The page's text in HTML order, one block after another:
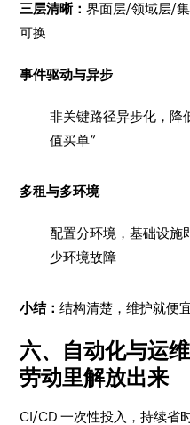
三层清晰：界面层/领域层/
可换
事件驱动与异步
非关键路径异步化，降
值买单”
多租与多环境
配置分环境，基础设施
少环境故障
小结：结构清楚，维护就便宜
六、自动化与运
劳动里解放出来
CI/CD 一次性投入，持续省